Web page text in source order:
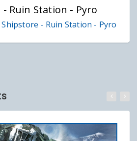
Ruin Station - Pyro
- Ruin Station - Pyro